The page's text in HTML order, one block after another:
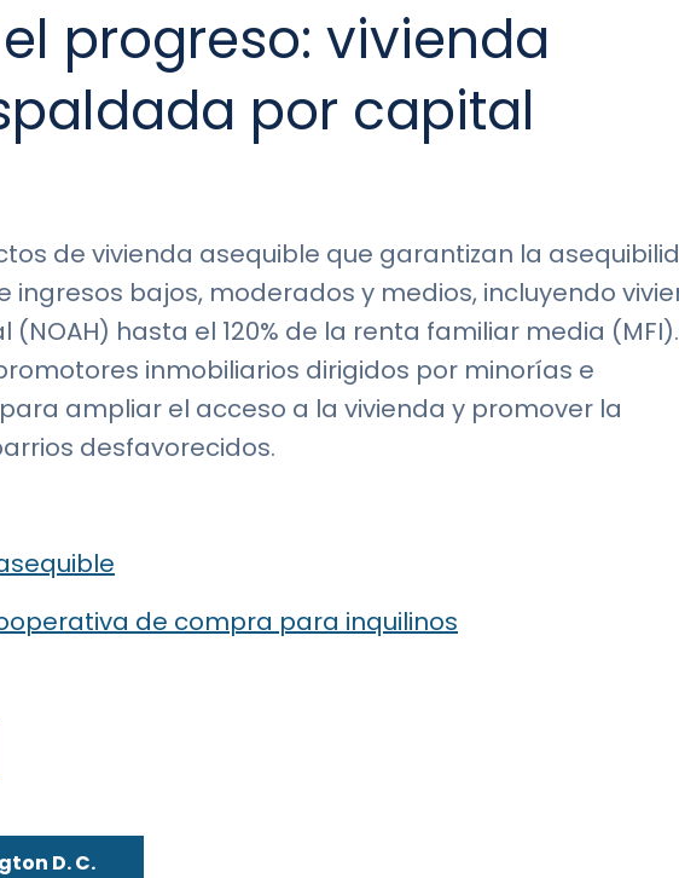
progreso: vivienda
por capital
de vivienda asequible que garantizan la
ingresos bajos, moderados y medios, incluyendo
hasta el 120% de la renta familiar media
inmobiliarios dirigidos por minorías e
ampliar el acceso a la vivienda y promover la
desfavorecidos.
de compra para inquilinos
D. C.